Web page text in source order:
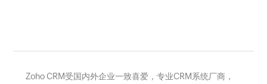
Zoho CRM受国内外企业一致喜爱，专业CRM系统厂商，